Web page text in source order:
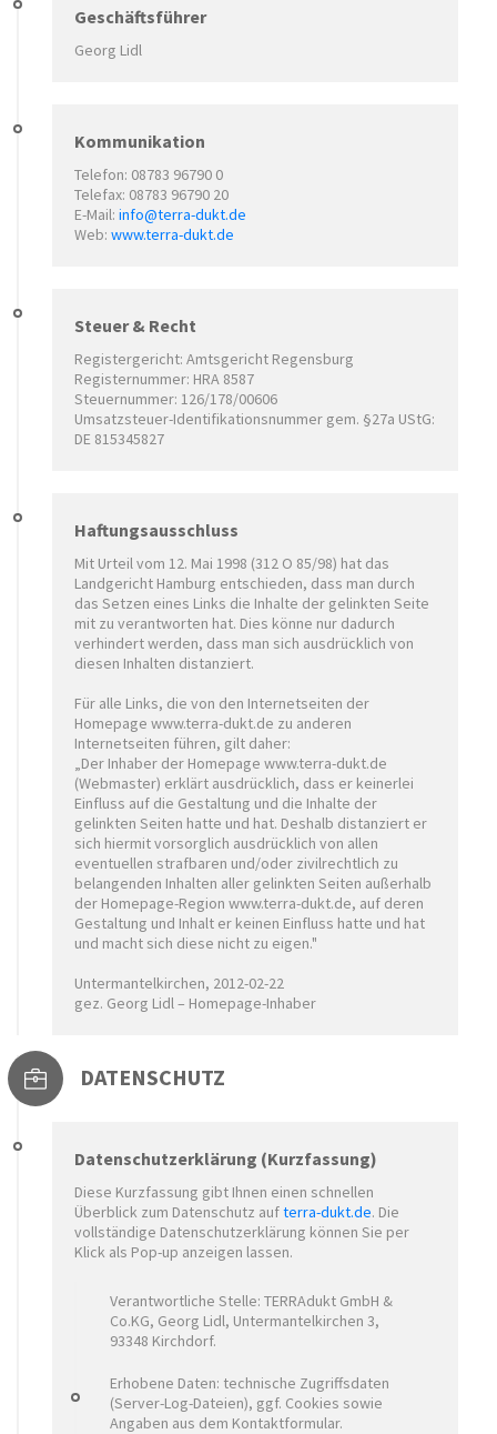
Geschäftsführer
Georg Lidl
Kommunikation
Telefon: 08783 96790 0
Telefax: 08783 96790 20
E-Mail: info@terra-dukt.de
Web: www.terra-dukt.de
Steuer & Recht
Registergericht: Amtsgericht Regensburg
Registernummer: HRA 8587
Steuernummer: 126/178/00606
Umsatzsteuer-Identifikationsnummer gem. §27a UStG:
DE 815345827
Haftungsausschluss
Mit Urteil vom 12. Mai 1998 (312 O 85/98) hat das
Landgericht Hamburg entschieden, dass man durch
das Setzen eines Links die Inhalte der gelinkten Seite
mit zu verantworten hat. Dies könne nur dadurch
verhindert werden, dass man sich ausdrücklich von
diesen Inhalten distanziert.
Für alle Links, die von den Internetseiten der
Homepage www.terra-dukt.de zu anderen
Internetseiten führen, gilt daher:
„Der Inhaber der Homepage www.terra-dukt.de
(Webmaster) erklärt ausdrücklich, dass er keinerlei
Einfluss auf die Gestaltung und die Inhalte der
gelinkten Seiten hatte und hat. Deshalb distanziert er
sich hiermit vorsorglich ausdrücklich von allen
eventuellen strafbaren und/oder zivilrechtlich zu
belangenden Inhalten aller gelinkten Seiten außerhalb
der Homepage-Region www.terra-dukt.de, auf deren
Gestaltung und Inhalt er keinen Einfluss hatte und hat
und macht sich diese nicht zu eigen."
Untermantelkirchen, 2012-02-22
gez. Georg Lidl – Homepage-Inhaber
DATENSCHUTZ
Datenschutzerklärung (Kurzfassung)
Diese Kurzfassung gibt Ihnen einen schnellen
Überblick zum Datenschutz aufterra-dukt.de. Die
vollständige Datenschutzerklärung können Sie per
Klick als Pop-up anzeigen lassen.
Verantwortliche Stelle: TERRAdukt GmbH &
Co.KG, Georg Lidl, Untermantelkirchen 3,
93348 Kirchdorf.
Erhobene Daten: technische Zugriffsdaten
(Server-Log-Dateien), ggf. Cookies sowie
Angaben aus dem Kontaktformular.